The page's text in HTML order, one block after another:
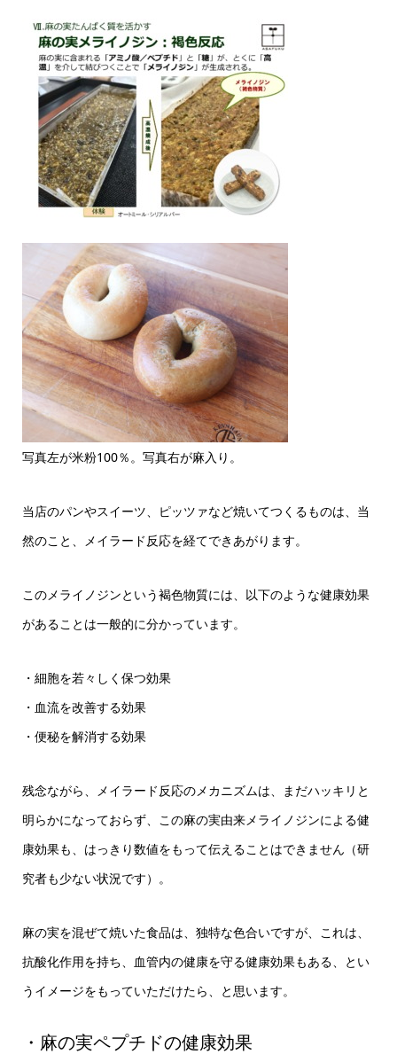
写真左が米粉100％。写真右が麻入り。
当店のパンやスイーツ、ピッツァなど焼いてつくるものは、当
然のこと、メイラード反応を経てできあがります。
このメライノジンという褐色物質には、以下のような健康効果
があることは一般的に分かっています。
・細胞を若々しく保つ効果
・血流を改善する効果
・便秘を解消する効果
残念ながら、メイラード反応のメカニズムは、まだハッキリと
明らかになっておらず、この麻の実由来メライノジンによる健
康効果も、はっきり数値をもって伝えることはできません（研
究者も少ない状況です）。
麻の実を混ぜて焼いた食品は、独特な色合いですが、これは、
抗酸化作用を持ち、血管内の健康を守る健康効果もある、とい
うイメージをもっていただけたら、と思います。
・麻の実ペプチドの健康効果